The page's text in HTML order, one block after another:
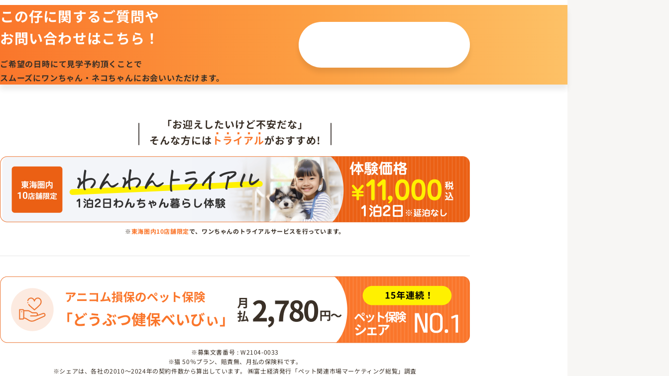
この仔に関するご質問や
お問い合わせはこちら！
ご希望の日時にて見学予約頂くことで
スムーズにワンちゃん・ネコちゃんにお会いいただけます。
「お迎えしたいけど不安だな」
そんな方には トライアルがおすすめ!
※東海圏内10店舗限定で、ワンちゃんのトライアルサービスを行っています。
※募集文書番号 : W2104-0033
※猫 50％プラン、賠責無、月払の保険料です。
※シェアは、各社の2010～2024年の契約件数から算出しています。 ㈱富士経済発行「ペット関連市場マーケティング総覧」調査